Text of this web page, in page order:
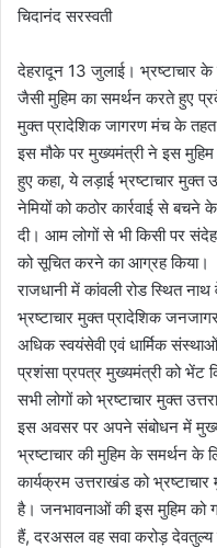
l
चिदानंद सरस्वती
देहरादून 13 जुलाई।
जैसी मुहिम का समर्थन करते हुए
मुक्त प्रादेशिक जागरण मंच के तहत
इस मौके पर मुख्यमंत्री ने इस
हुए कहा, ये लड़ाई भ्रष्टाचार मुक्त
नेमियों को कठोर कार्रवाई से
दी। आम लोगों से भी किसी पर
को सूचित करने का आग्रह किया।
राजधानी में कांवली रोड स्थित
भ्रष्टाचार मुक्त प्रादेशिक
अधिक स्वयंसेवी एवं धार्मिक
प्रशंसा प्रपत्र मुख्यमंत्री को भेंट
सभी लोगों को भ्रष्टाचार मुक्त
इस अवसर पर अपने संबोधन में
भ्रष्टाचार की मुहिम के समर्थन के
कार्यक्रम उत्तराखंड को
है। जनभावनाओं की इस मुहिम को
हैं, दरअसल वह सवा करोड़